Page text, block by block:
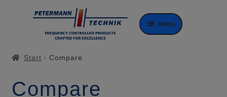
Zur
Navigation
springen
Zum
springen
Menü
Start Compare
Compare